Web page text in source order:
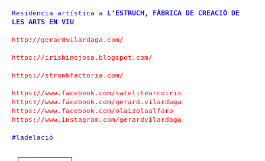
Residència artística a L’ESTRUCH, FÀBRICA DE CREACIÓ DE
LES ARTS EN VIU
http://gerardvilardaga.com/
https://irishinojosa.blogspot.com/
https://stronkfactoria.com/
https://www.facebook.com/satelitearcoiris
https://www.facebook.com/gerard.vilardaga
https://www.facebook.com/olaizolaalfaro
https://www.instagram.com/gerardvilardaga
#ladelació